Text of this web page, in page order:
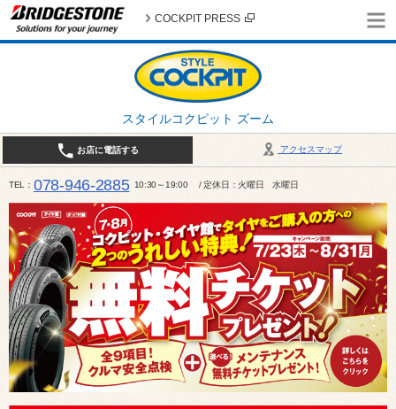
スタイルコクピット ズーム
COCKPIT PRESS
アクセスマップ
お店に電話する
TEL 078-946-2885 10:30～19:00 / 定休日：火曜日 水曜日